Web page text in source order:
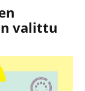
valittu